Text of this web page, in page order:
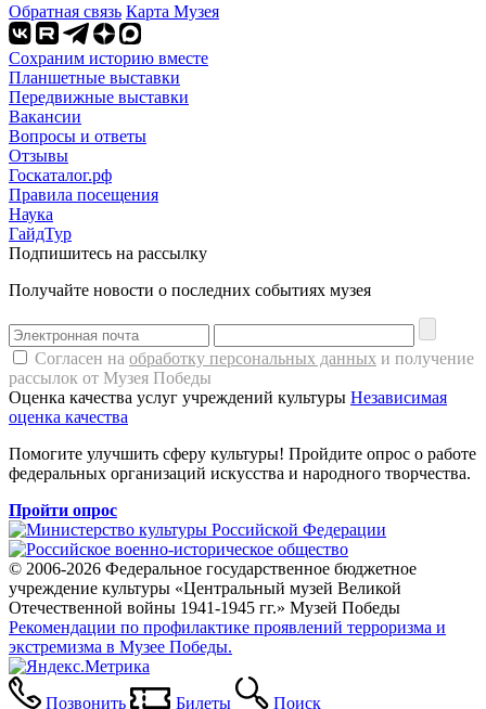
Обратная связь Карта Музея
Сохраним историю вместе
Планшетные выставки
Передвижные выставки
Вакансии
Вопросы и ответы
Отзывы
Госкаталог.рф
Правила посещения
Наука
ГайдТур
Подпишитесь на рассылку
Получайте новости о последних событиях музея
Согласен на обработку персональных данных и получение
рассылок от Музея Победы
Оценка качества услуг учреждений культуры Независимая
оценка качества
Помогите улучшить сферу культуры! Пройдите опрос о работе
федеральных организаций искусства и народного творчества.
Пройти опрос
© 2006-2026 Федеральное государственное бюджетное
учреждение культуры «Центральный музей Великой
Отечественной войны 1941-1945 гг.» Музей Победы
Рекомендации по профилактике проявлений терроризма и
экстремизма в Музее Победы.
Позвонить Билеты Поиск